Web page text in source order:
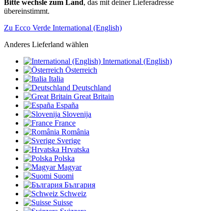
Bitte wechsle zum Land, das mit deiner Lieferadresse
übereinstimmt.
Zu Ecco Verde International (English)
Anderes Lieferland wählen
International (English)
Österreich
Italia
Deutschland
Great Britain
España
Slovenija
France
România
Sverige
Hrvatska
Polska
Magyar
Suomi
България
Schweiz
Suisse